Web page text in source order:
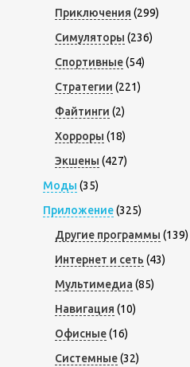
Приключения (299)
Симуляторы (236)
Спортивные(54)
Стратегии (221)
Файтинги (2)
Хорроры (18)
Экшены (427)
Моды (35)
Приложение(325)
Другие программы (139)
Интернет и сеть (43)
Мультимедиа (85)
Навигация (10)
Офисные(16)
Системные(32)